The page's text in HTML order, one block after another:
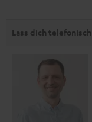
Lass dich